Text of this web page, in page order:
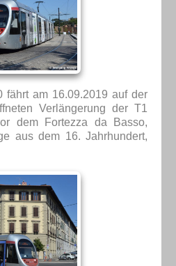
fährt am 16.09.2019 auf der
Verlängerung der T1
dem Fortezza da Basso,
aus dem 16. Jahrhundert,